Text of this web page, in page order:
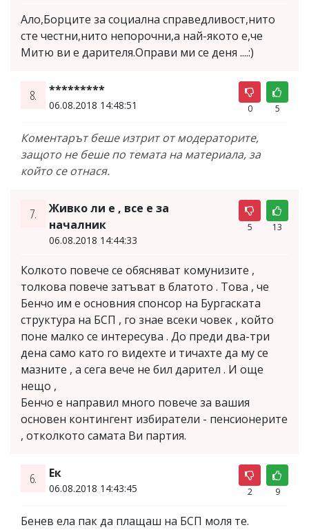
Ало,Борците за социална справедливост,нито
сте честни,нито непорочни,а най-якото е,че
Митю ви е дарителя.Оправи ми се деня ....:)
8. *********
06.08.2018 14:48:51 0 5
Коментарът беше изтрит от модераторите,
защото не беше по темата на материала, за
който се отнася.
7.
Живко ли е , все е за
началник
06.08.2018 14:44:33
5 13
Колкото повече се обясняват комунизите ,
толкова повече затъват в блатото . Това , че
Бенчо им е основния спонсор на Бургаската
структура на БСП , го знае всеки човек , който
поне малко се интересува . До преди два-три
дена само като го видехте и тичахте да му се
мазните , а сега вече не бил дарител . И още
нещо ,
Бенчо е направил много повече за вашия
основен контингент избиратели - пенсионерите
, отколкото самата Ви партия.
6. Ек
06.08.2018 14:43:45 2 9
Бенев ела пак да плащаш на БСП моля те.